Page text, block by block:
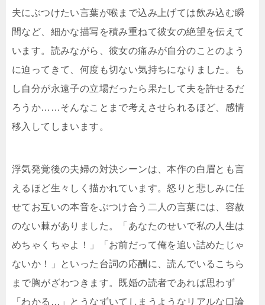
夫にぶつけたい言葉が喉まで込み上げては飲み込む瞬
間など、細かな描写を積み重ねて彼女の絶望を伝えて
います。読みながら、彼女の痛みが自分のことのよう
に迫ってきて、何度も切ない気持ちになりました。も
し自分が永遠子の立場だったら果たして夫を許せるだ
ろうか……そんなことまで考えさせられるほど、感情
移入してしまいます。
浮気発覚後の夫婦の対決シーンは、本作の白眉とも言
えるほど生々しく描かれています。怒りと悲しみに任
せてお互いの本音をぶつけ合う二人の言葉には、容赦
のない棘がありました。「あなたのせいで私の人生は
めちゃくちゃよ！」「お前だって俺を追い詰めたじゃ
ないか！」といった台詞の応酬に、読んでいるこちら
まで胸がざわつきます。既婚の読者であれば思わず
「わかる…」とうなずいてしまうようなリアルな口論